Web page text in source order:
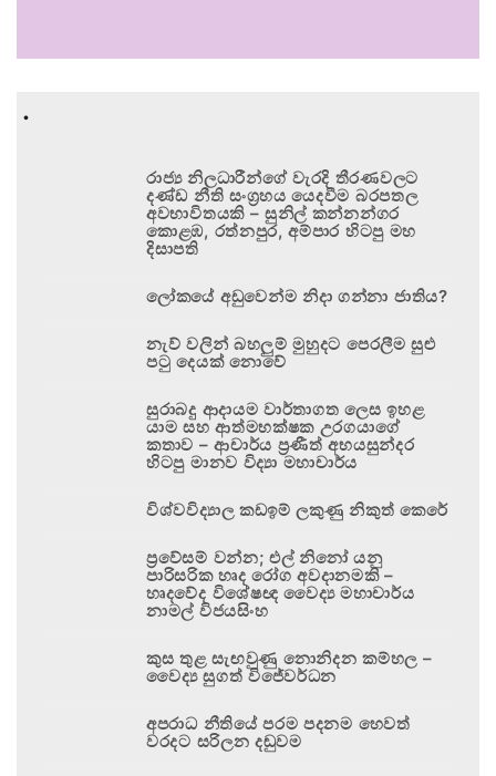
.
රාජ්‍ය නිලධාරීන්ගේ වැරදි තීරණවලට
දණ්ඩ නීති සංග්‍රහය යෙදවීම බරපතල
අවභාවිතයකි – සුනිල් කන්නන්ගර
කොළඹ, රත්නපුර, අම්පාර හිටපු මහ
දිසාපති
ලෝකයේ අඩුවෙන්ම නිදා ගන්නා ජාතිය?
නැව් වලින් බහලුම් මුහුදට පෙරලීම සුළු
පටු දෙයක් නොවේ
සුරාබදු ආදායම වාර්තාගත ලෙස ඉහළ
යාම සහ ආත්මභක්ෂක උරගයාගේ
කතාව – ආචාර්ය ප්‍රණීත් අභයසුන්දර
හිටපු මානව විද්‍යා මහාචාර්ය
විශ්වවිද්‍යාල කඩඉම් ලකුණු නිකුත් කෙරේ
ප්‍රවේසම් වන්න; එල් නිනෝ යනු
පාරිසරික හෘද රෝග අවදානමකි –
හෘදවේද විශේෂඥ වෛද්‍ය මහාචාර්ය
නාමල් විජයසිංහ
කුස තුළ සැඟවුණු නොනිදන කම්හල –
වෛද්‍ය සුගත් විජේවර්ධන
අපරාධ නීතියේ පරම පදනම හෙවත්
වරදට සරිලන දඬුවම